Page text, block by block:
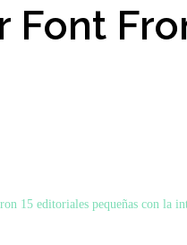
Font
editoriales pequeñas con la